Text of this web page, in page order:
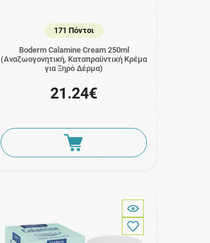
171 Πόντοι
Boderm Calamine Cream 250ml
(Αναζωογονητική, Καταπραϋντική Κρέμα
για Ξηρό Δέρμα)
21.24€